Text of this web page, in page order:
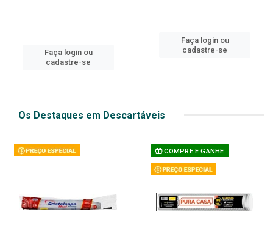
Faça login ou
cadastre-se
Faça login ou
cadastre-se
Os Destaques em Descartáveis
COMPRE E GANHE